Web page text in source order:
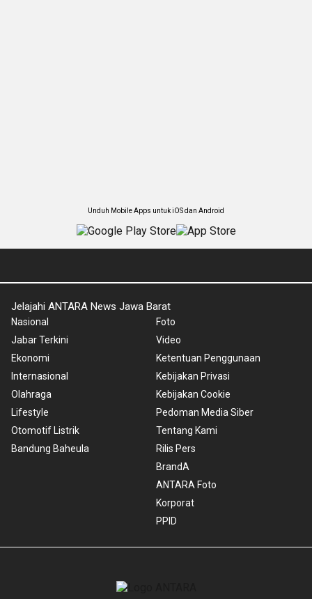
Unduh Mobile Apps untuk iOS dan Android
Jelajahi ANTARA News Jawa Barat
Nasional
Jabar Terkini
Ekonomi
Internasional
Olahraga
Lifestyle
Otomotif Listrik
Bandung Baheula
Foto
Video
Ketentuan Penggunaan
Kebijakan Privasi
Kebijakan Cookie
Pedoman Media Siber
Tentang Kami
Rilis Pers
BrandA
ANTARA Foto
Korporat
PPID